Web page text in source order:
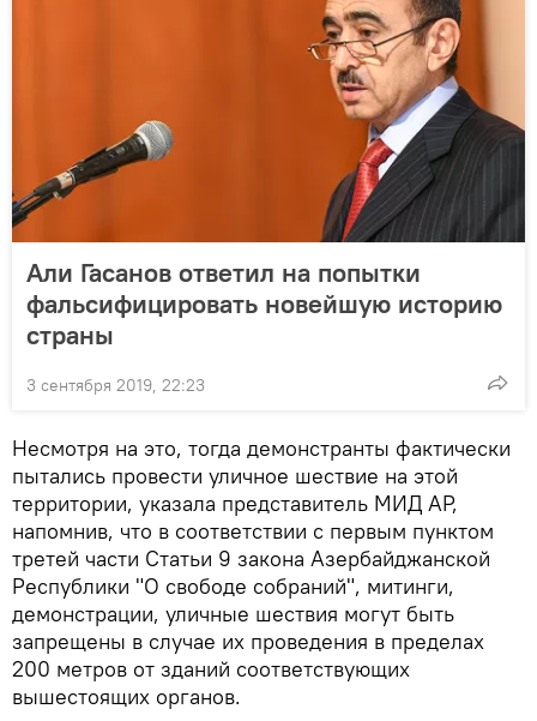
Али Гасанов ответил на попытки
фальсифицировать новейшую историю
страны
3 сентября 2019, 22:23
Несмотря на это, тогда демонстранты фактически
пытались провести уличное шествие на этой
территории, указала представитель МИД АР,
напомнив, что в соответствии с первым пунктом
третей части Статьи 9 закона Азербайджанской
Республики "О свободе собраний", митинги,
демонстрации, уличные шествия могут быть
запрещены в случае их проведения в пределах
200 метров от зданий соответствующих
вышестоящих органов.